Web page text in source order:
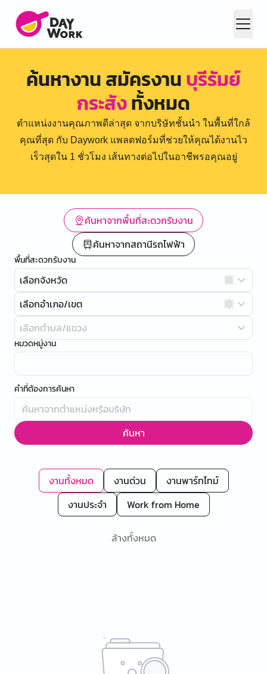
ค้นหางาน สมัครงานบุรีรัมย์
กระสังทั้งหมด
ตำแหน่งงานคุณภาพดีล่าสุด จากบริษัทชั้นนำ ในพื้นที่ใกล้
คุณที่สุด กับ Daywork แพลตฟอร์มที่ช่วยให้คุณได้งานไว
เร็วสุดใน 1 ชั่วโมง เส้นทางต่อไปในอาชีพรอคุณอยู่
ค้นหาจากพื้นที่สะดวกรับงาน
ค้นหาจากสถานีรถไฟฟ้า
พื้นที่สะดวกรับงาน
เลือกจังหวัด
เลือกอำเภอ/เขต
เลือกตำบล/แขวง
หมวดหมู่งาน
คำที่ต้องการค้นหา
ค้นหา
งานทั้งหมด งานด่วน
งานพาร์ทไทม์
งานประจำ
Work from Home
ล้างทั้งหมด